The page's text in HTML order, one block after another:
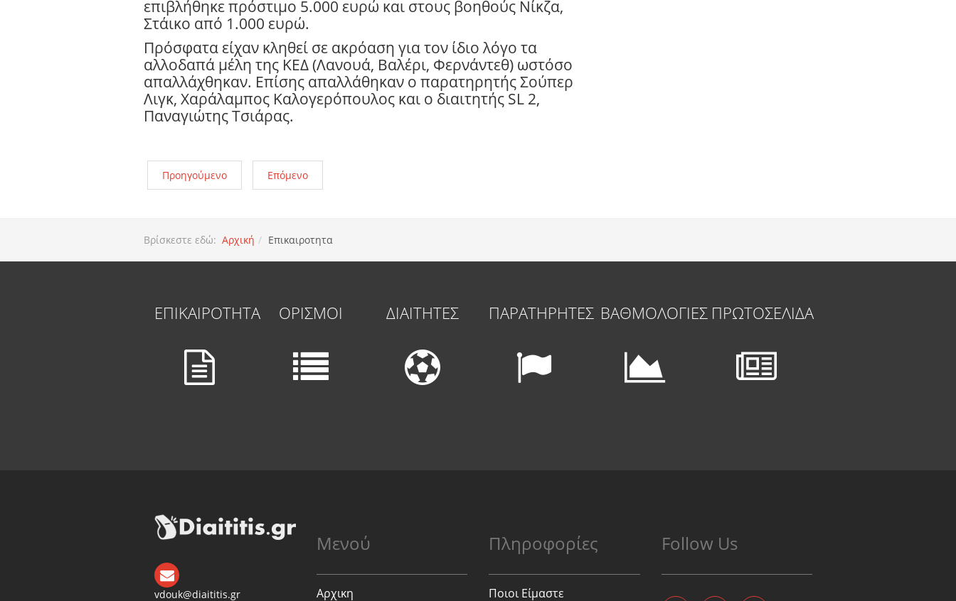
επιβλήθηκε πρόστιμο 5.000 ευρώ και στους βοηθούς Νίκζα,
Στάικο από 1.000 ευρώ.
Πρόσφατα είχαν κληθεί σε ακρόαση για τον ίδιο λόγο τα
αλλοδαπά μέλη της ΚΕΔ (Λανουά, Βαλέρι, Φερνάντεθ) ωστόσο
απαλλάχθηκαν. Επίσης απαλλάθηκαν ο παρατηρητής Σούπερ
Λιγκ, Χαράλαμπος Καλογερόπουλος και ο διαιτητής SL 2,
Παναγιώτης Τσιάρας.
Προηγούμενο Επόμενο
Βρίσκεστε εδώ: Αρχική Επικαιροτητα
ΕΠΙΚΑΙΡΟΤΗΤΑ ΟΡΙΣΜΟΙ ΔΙΑΙΤΗΤΕΣ ΠΑΡΑΤΗΡΗΤΕΣ ΒΑΘΜΟΛΟΓΙΕΣ ΠΡΩΤΟΣΕΛΙΔΑ
vdouk@diaititis.gr
Μενού
Αρχικη
Πληροφορίες
Ποιοι Είμαστε
Follow Us